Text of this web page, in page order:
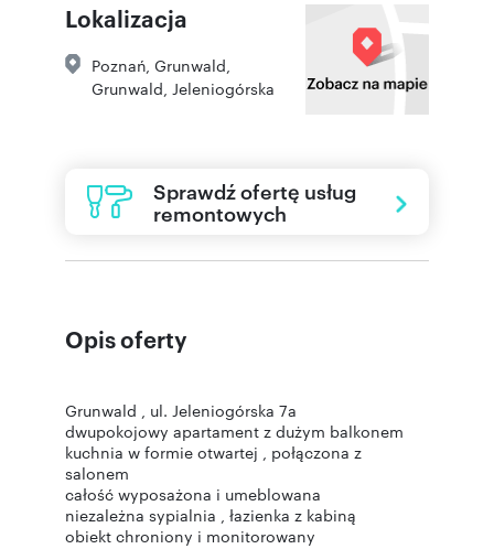
Lokalizacja
Poznań Grunwald,
Grunwald Jeleniogórska
Sprawdź ofertę usług
remontowych
Opis oferty
Grunwald , ul. Jeleniogórska 7a
dwupokojowy apartament z dużym balkonem
kuchnia w formie otwartej , połączona z
salonem
całość wyposażona i umeblowana
niezależna sypialnia , łazienka z kabiną
obiekt chroniony i monitorowany